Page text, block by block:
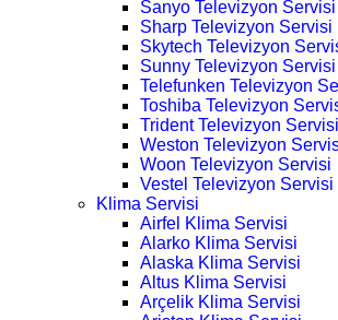
Sanyo Televizyon Servisi
Sharp Televizyon Servisi
Skytech Televizyon
Sunny Televizyon Servisi
Telefunken Televizyon
Toshiba Televizyon
Trident Televizyon Servisi
Weston Televizyon
Woon Televizyon Servisi
Vestel Televizyon Servisi
Klima Servisi
Airfel Klima Servisi
Alarko Klima Servisi
Alaska Klima Servisi
Altus Klima Servisi
Arçelik Klima Servisi